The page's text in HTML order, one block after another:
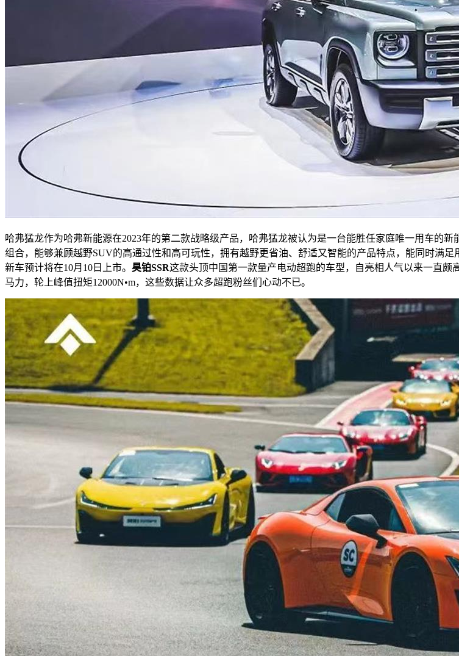
哈弗猛龙作为哈弗新能源在2023年的第二款战略级产品，哈弗猛龙被认为是一台能胜任家庭唯一用车的
组合，能够兼顾越野SUV的高通过性和高可玩性，拥有越野更省油、舒适又智能的产品特点，能同时满
新车预计将在10月10日上市。 昊铂SSR这款头顶中国第一款量产电动超跑的车型，自亮相人气以来一直颇
马力，轮上峰值扭矩12000N•m，这些数据让众多超跑粉丝们心动不已。